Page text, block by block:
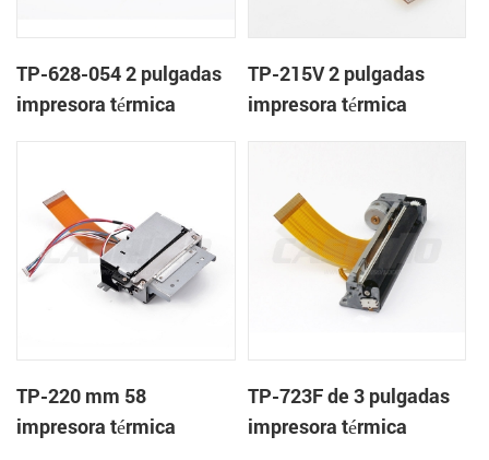
TP-628-054 2 pulgadas
impresora térmica
TP-215V 2 pulgadas
impresora térmica
TP-220 mm 58
impresora térmica
TP-723F de 3 pulgadas
impresora térmica